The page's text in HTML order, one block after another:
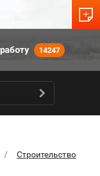
14247
Строительство